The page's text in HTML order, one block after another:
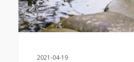
2021-04-19